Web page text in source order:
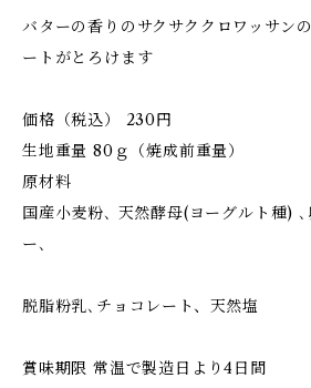
バターの香りのサクサククロワッサン
ートがとろけます
価格（税込） 230円
生地重量 80ｇ（焼成前重量）
原材料
国産小麦粉､ 天然酵母(ヨーグルト種)
ー､
脱脂粉乳､チョコレート、天然塩
賞味期限 常温で製造日より4日間